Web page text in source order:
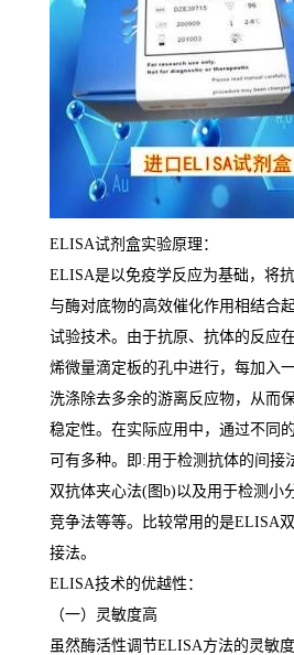
ELISA试剂盒实验原理：
ELISA是以免疫学反应为基础，将
与酶对底物的高效催化作用相结合
试验技术。由于抗原、抗体的反应
烯微量滴定板的孔中进行，每加入
洗涤除去多余的游离反应物，从而
稳定性。在实际应用中，通过不同
可有多种。即:用于检测抗体的间接
双抗体夹心法(图b)以及用于检测小
竞争法等等。比较常用的是ELISA
接法。
ELISA技术的优越性：
（一）灵敏度高
虽然酶活性调节ELISA方法的灵敏